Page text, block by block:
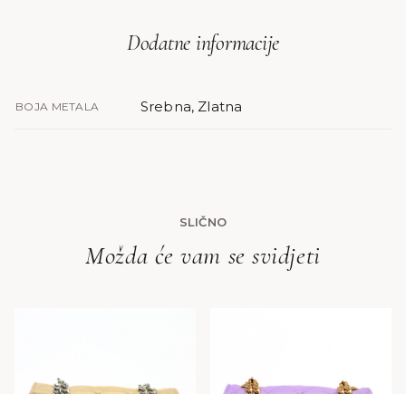
Dodatne informacije
BOJA METALA Srebna, Zlatna
SLIČNO
Možda će vam se svidjeti